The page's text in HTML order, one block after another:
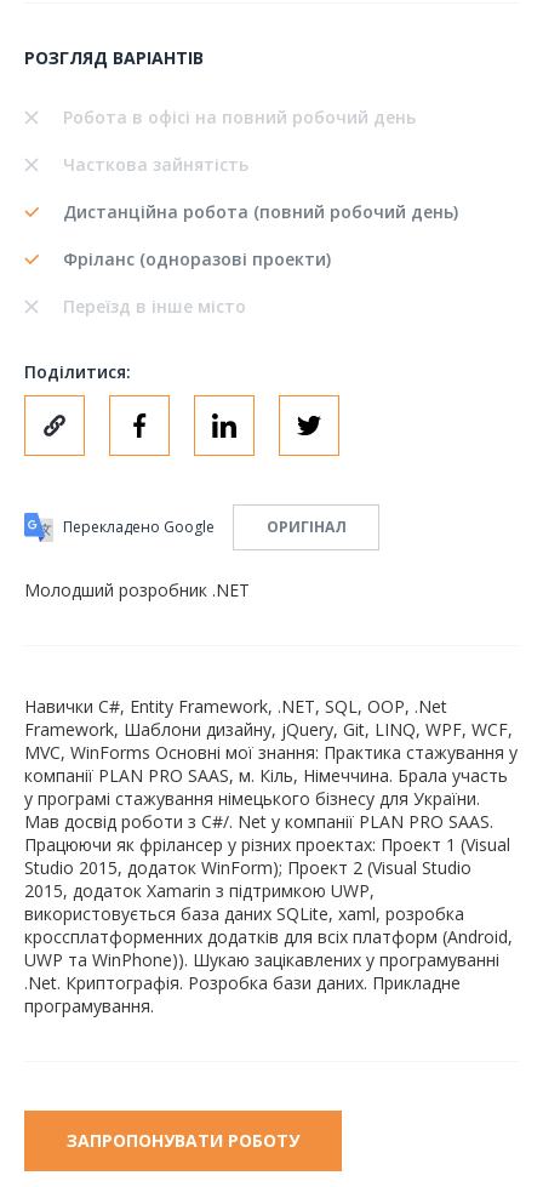
РОЗГЛЯД ВАРІАНТІВ
Робота в офісі на повний робочий день
Часткова зайнятість
Дистанційна робота (повний робочий день)
Фріланс (одноразові проекти)
Переїзд в інше місто
Поділитися:
Перекладено Google ОРИГІНАЛ
Молодший розробник .NET
Навички C#, Entity Framework, .NET, SQL, OOP, .Net
Framework, Шаблони дизайну, jQuery, Git, LINQ, WPF, WCF,
MVC, WinForms Основні мої знання: Практика стажування у
компанії PLAN PRO SAAS, м. Кіль, Німеччина. Брала участь
у програмі стажування німецького бізнесу для України.
Мав досвід роботи з C#/. Net у компанії PLAN PRO SAAS.
Працюючи як фрілансер у різних проектах: Проект 1 (Visual
Studio 2015, додаток WinForm); Проект 2 (Visual Studio
2015, додаток Xamarin з підтримкою UWP,
використовується база даних SQLite, xaml, розробка
кроссплатформенних додатків для всіх платформ (Android,
UWP та WinPhone)). Шукаю зацікавлених у програмуванні
.Net. Криптографія. Розробка бази даних. Прикладне
програмування.
ЗАПРОПОНУВАТИ РОБОТУ